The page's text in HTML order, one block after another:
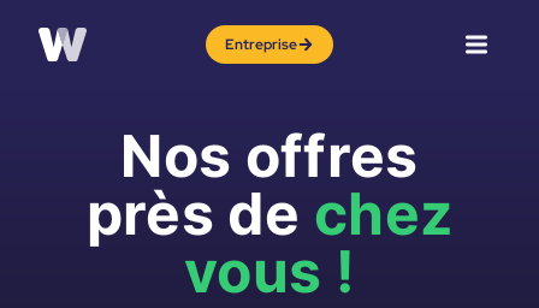
Entreprise
Nos offres
près de chez
vous !